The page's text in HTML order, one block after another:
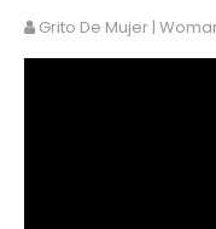
Grito De Mujer |